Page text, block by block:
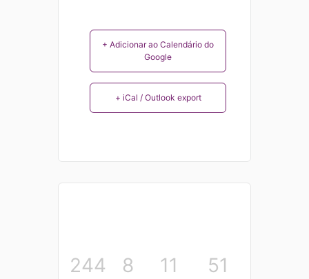
+ Adicionar ao Calendário do
Google
+ iCal / Outlook export
244 8 11 51